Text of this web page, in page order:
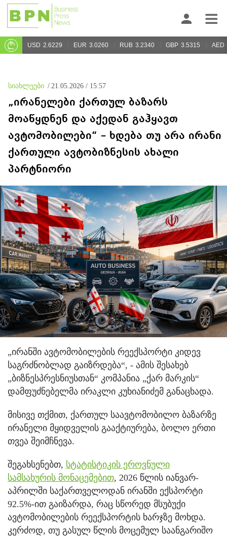
USD 2.6229 EUR 3.0260 RUB 3.2340 GBP 3.5315 AED
სიახლეები / 21.05.2026 / 15:57
„ირანელები ქართულ ბაზარს
მოაწყდნენ და აქედან გაჰყავთ
ავტომობილები“ – ხდება თუ არა ირანი
ქართული ავტობიზნესის ახალი
პარტნიორი
„ირანში ავტომობილების რეექსპორტი კიდევ
საგრძნობლად გაიზრდება“, - ამის შესახებ
„ბიზნესპრესნიუსთან“ კომპანია „ქარ მარკის“
დამფუძნებელმა ირაკლი კუხიანიძემ განაცხადა.
მისივე თქმით, ქართულ საავტომობილო ბაზარზე
ირანელი მყიდველის გააქტიურება, ბოლო ერთი
თვეა შეიმჩნევა.
შეგახსენებთ, სტატისტიკის ეროვნული
სამსახურის მონაცემებით, 2026 წლის იანვარ-
აპრილში საქართველოდან ირანში ექსპორტი
92.5%-ით გაიზარდა, რაც სწორედ მსუბუქი
ავტომობილების რეექსპორტის ხარჯზე მოხდა.
კერძოდ, თუ გასულ წლის მოცემულ საანგარიშო